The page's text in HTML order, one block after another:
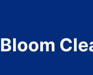
Bloom